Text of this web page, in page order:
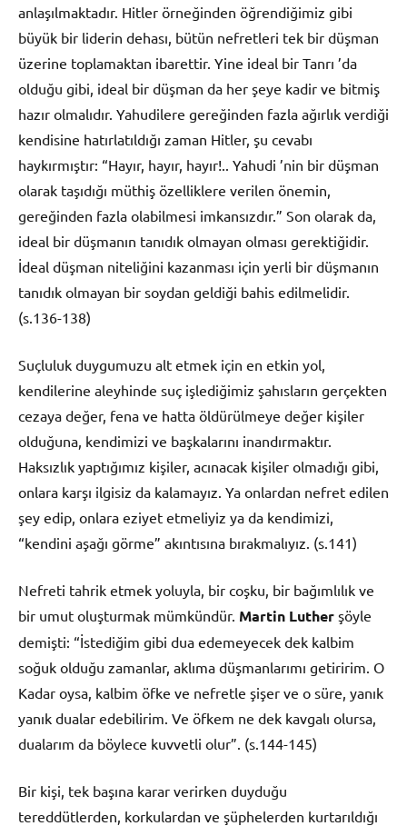
anlaşılmaktadır. Hitler örneğinden öğrendiğimiz gibi
büyük bir liderin dehası, bütün nefretleri tek bir düşman
üzerine toplamaktan ibarettir. Yine ideal bir Tanrı ’da
olduğu gibi, ideal bir düşman da her şeye kadir ve bitmiş
hazır olmalıdır. Yahudilere gereğinden fazla ağırlık verdiği
kendisine hatırlatıldığı zaman Hitler, şu cevabı
haykırmıştır: “Hayır, hayır, hayır!.. Yahudi ’nin bir düşman
olarak taşıdığı müthiş özelliklere verilen önemin,
gereğinden fazla olabilmesi imkansızdır.” Son olarak da,
ideal bir düşmanın tanıdık olmayan olması gerektiğidir.
İdeal düşman niteliğini kazanması için yerli bir düşmanın
tanıdık olmayan bir soydan geldiği bahis edilmelidir.
(s.136-138)
Suçluluk duygumuzu alt etmek için en etkin yol,
kendilerine aleyhinde suç işlediğimiz şahısların gerçekten
cezaya değer, fena ve hatta öldürülmeye değer kişiler
olduğuna, kendimizi ve başkalarını inandırmaktır.
Haksızlık yaptığımız kişiler, acınacak kişiler olmadığı gibi,
onlara karşı ilgisiz da kalamayız. Ya onlardan nefret edilen
şey edip, onlara eziyet etmeliyiz ya da kendimizi,
“kendini aşağı görme” akıntısına bırakmalıyız. (s.141)
Nefreti tahrik etmek yoluyla, bir coşku, bir bağımlılık ve
bir umut oluşturmak mümkündür. Martin Luther şöyle
demişti: “İstediğim gibi dua edemeyecek dek kalbim
soğuk olduğu zamanlar, aklıma düşmanlarımı getiririm. O
Kadar oysa, kalbim öfke ve nefretle şişer ve o süre, yanık
yanık dualar edebilirim. Ve öfkem ne dek kavgalı olursa,
dualarım da böylece kuvvetli olur”. (s.144-145)
Bir kişi, tek başına karar verirken duyduğu
tereddütlerden, korkulardan ve şüphelerden kurtarıldığı